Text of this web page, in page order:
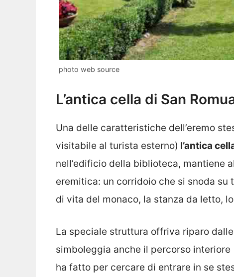
photo web source
L’antica cella di San
Una delle caratteristiche dell’eremo
visitabile al turista esterno) l’antica
nell’edificio della biblioteca, mantiene
eremitica: un corridoio che si snoda
di vita del monaco, la stanza da letto,
La speciale struttura offriva riparo
simboleggia anche il percorso
ha fatto per cercare di entrare in se